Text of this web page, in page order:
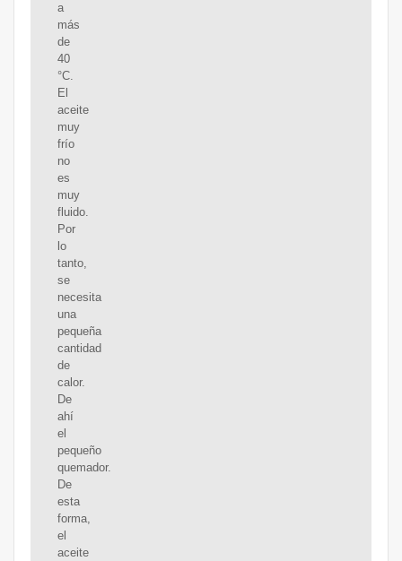
a
más
de
40
°C.
El
aceite
muy
frío
no
es
muy
fluido.
Por
lo
tanto,
se
necesita
una
pequeña
cantidad
de
calor.
De
ahí
el
pequeño
quemador.
De
esta
forma,
el
aceite